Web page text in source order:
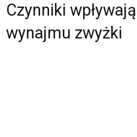
Czynniki
wynajmu zwyżki